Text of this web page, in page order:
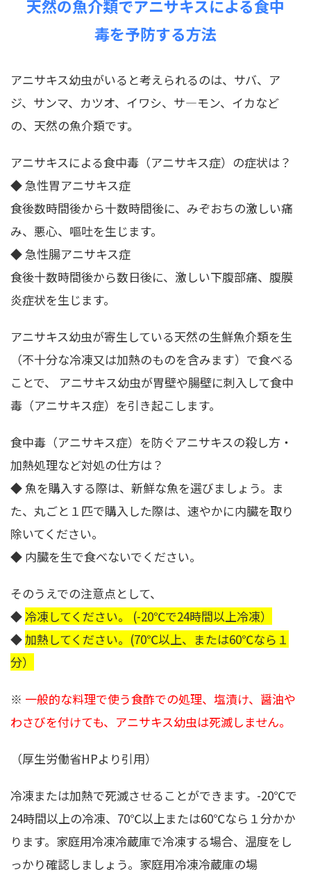
天然の魚介類でアニサキスによる食中
毒を予防する方法
アニサキス幼虫がいると考えられるのは、サバ、ア
ジ、サンマ、カツオ、イワシ、サ―モン、イカなど
の、天然の魚介類です。
アニサキスによる食中毒（アニサキス症）の症状は？
◆ 急性胃アニサキス症
食後数時間後から十数時間後に、みぞおちの激しい痛
み、悪心、嘔吐を生じます。
◆ 急性腸アニサキス症
食後十数時間後から数日後に、激しい下腹部痛、腹膜
炎症状を生じます。
アニサキス幼虫が寄生している天然の生鮮魚介類を生
（不十分な冷凍又は加熱のものを含みます）で食べる
ことで、 アニサキス幼虫が胃壁や腸壁に刺入して食中
毒（アニサキス症）を引き起こします。
食中毒（アニサキス症）を防ぐアニサキスの殺し方・
加熱処理など対処の仕方は？
◆ 魚を購入する際は、新鮮な魚を選びましょう。ま
た、丸ごと１匹で購入した際は、速やかに内臓を取り
除いてください。
◆ 内臓を生で食べないでください。
そのうえでの注意点として、
◆冷凍してください。 (-20℃で24時間以上冷凍）
◆加熱してください。(70℃以上、または60℃なら１
分）
※ 一般的な料理で使う食酢での処理、塩漬け、醤油や
わさびを付けても、アニサキス幼虫は死滅しません。
（厚生労働省HPより引用）
冷凍または加熱で死滅させることができます。-20℃で
24時間以上の冷凍、70℃以上または60℃なら１分かか
ります。家庭用冷凍冷蔵庫で冷凍する場合、温度をし
っかり確認しましょう。家庭用冷凍冷蔵庫の場